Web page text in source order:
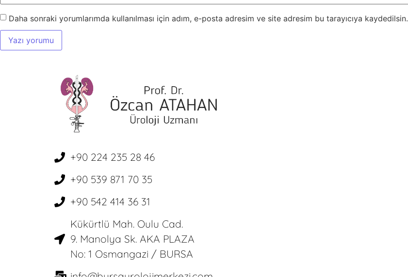
Daha sonraki yorumlarımda kullanılması için adım, e-posta adresim ve site adresim bu tarayıcıya kaydedilsin.
+90 224 235 28 46
+90 539 871 70 35
+90 542 414 36 31
Kükürtlü Mah. Oulu Cad.
9. Manolya Sk. AKA PLAZA
No: 1 Osmangazi / BURSA